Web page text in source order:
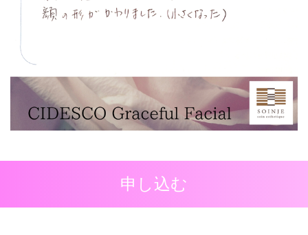
｡:+* ﾟ ゜ﾟ *+:｡:+* ﾟ ゜ﾟ *+:｡:+* ﾟ ゜ﾟ *+:｡
申し込む